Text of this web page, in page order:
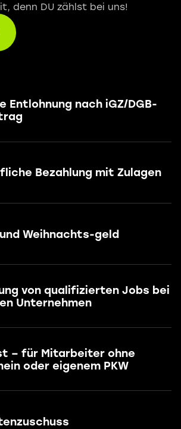
denn DU zählst bei uns!
Entlohnung nach iGZ/DGB-
Bezahlung mit Zulagen
Weihnachts-geld
von qualifizierten Jobs bei
Unternehmen
– für Mitarbeiter ohne
oder eigenem PKW